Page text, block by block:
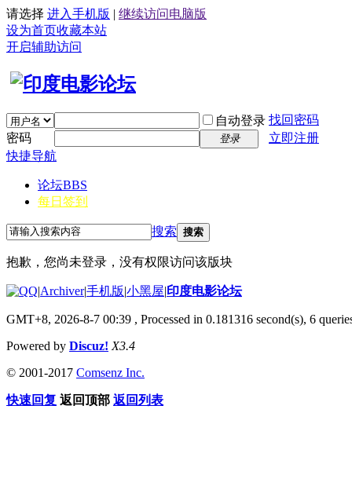
请选择 进入手机版 | 继续访问电脑版
设为首页收藏本站
开启辅助访问
自动登录 找回密码
密码
登录
立即注册
快捷导航
论坛BBS
每日签到
搜索 搜索
抱歉，您尚未登录，没有权限访问该版块
|Archiver|手机版|小黑屋|印度电影论坛
GMT+8, 2026-8-7 00:39 , Processed in 0.181316 second(s), 6
Powered by Discuz! X3.4
© 2001-2017 Comsenz Inc.
快速回复 返回顶部 返回列表